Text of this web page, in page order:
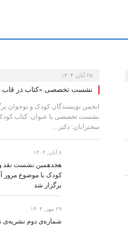
۲۵ آبان, ۱۴۰۴
نشست تخصصی «کتاب در قاب
انجمن نویسندگان کودک و نوجوان
نشست تخصصی با عنوان: کتاب
سخنرانان: دکتر…
۸ آبان, ۱۴۰۴
هجدهمین نشست نقد
کودک با موضوع مرور
برگزار شد
۲۹ مهر, ۱۴۰۴
شماره‌ی دوم